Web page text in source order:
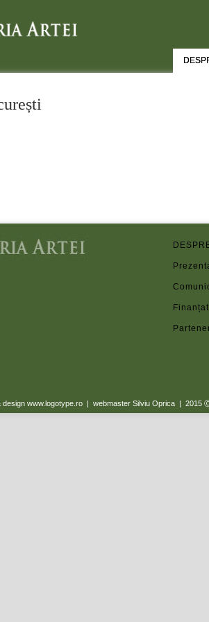
design www.logotype.ro | webmaster Silviu Oprica | 2015